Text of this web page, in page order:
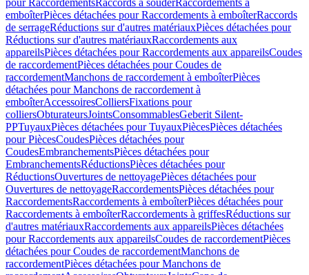
pour RaccordementsRaccords à souderRaccordements à
emboîterPièces détachées pour Raccordements à emboîterRaccords
de serrageRéductions sur d'autres matériauxPièces détachées pour
Réductions sur d'autres matériauxRaccordements aux
appareilsPièces détachées pour Raccordements aux appareilsCoudes
de raccordementPièces détachées pour Coudes de
raccordementManchons de raccordement à emboîterPièces
détachées pour Manchons de raccordement à
emboîterAccessoiresColliersFixations pour
colliersObturateursJointsConsommablesGeberit Silent-
PPTuyauxPièces détachées pour TuyauxPiècesPièces détachées
pour PiècesCoudesPièces détachées pour
CoudesEmbranchementsPièces détachées pour
EmbranchementsRéductionsPièces détachées pour
RéductionsOuvertures de nettoyagePièces détachées pour
Ouvertures de nettoyageRaccordementsPièces détachées pour
RaccordementsRaccordements à emboîterPièces détachées pour
Raccordements à emboîterRaccordements à griffesRéductions sur
d'autres matériauxRaccordements aux appareilsPièces détachées
pour Raccordements aux appareilsCoudes de raccordementPièces
détachées pour Coudes de raccordementManchons de
raccordementPièces détachées pour Manchons de